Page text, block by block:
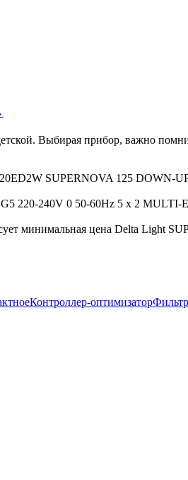
Выбирая прибор, важно
SUPERNOVA 125 DOWN-
220-240V 0 50-60Hz 5 x 2 MULTI-
минимальная цена Delta Light
Контроллер-оптимизатор